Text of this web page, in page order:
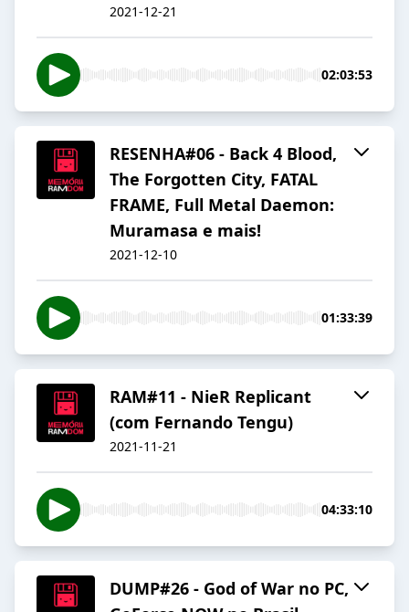
2021-12-21
02:03:53
RESENHA#06 - Back 4 Blood,
The Forgotten City, FATAL
FRAME, Full Metal Daemon:
Muramasa e mais!
2021-12-10
01:33:39
RAM#11 - NieR Replicant
(com Fernando Tengu)
2021-11-21
04:33:10
DUMP#26 - God of War no PC,